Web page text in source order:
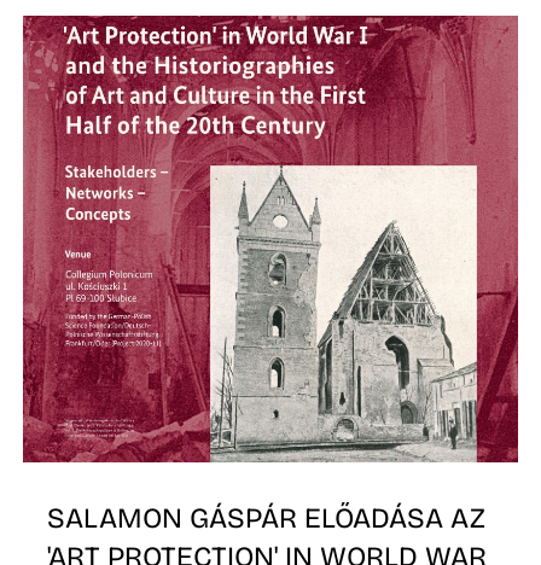
SALAMON GÁSPÁR ELŐADÁSA AZ
'ART PROTECTION' IN WORLD WAR